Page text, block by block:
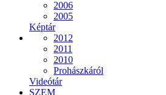
2006
2005
Képtár
2012
2011
2010
Prohászkáról
Videótár
SZEM